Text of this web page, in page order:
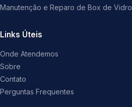
Manutenção e Reparo de Box de Vidro
Links Úteis
Onde Atendemos
Sobre
Contato
Perguntas Frequentes